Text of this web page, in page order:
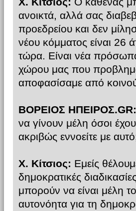
ανοικτά, αλλά σας
προεδρείου και δεν
νέου κόμματος είναι 26
τώρα. Είναι νέα πρόσωπα,
χώρου μας που
αποφασίσαμε από
ΒΟΡΕΙΟΣ ΗΠΕΙΡΟΣ.GR:
να γίνουν μέλη όσοι
ακριβώς εννοείτε με
Χ. Κίτσιος: Εμείς
δημοκρατικές
μπορούν να είναι μέλη
αυτονόητα για τη